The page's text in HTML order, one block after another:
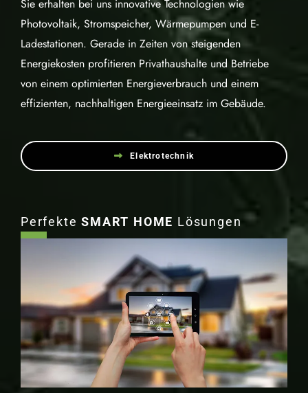
Sie erhalten bei uns innovative Technologien wie
Photovoltaik, Stromspeicher, Wärmepumpen und E-
Ladestationen. Gerade in Zeiten von steigenden
Energiekosten profitieren Privathaushalte und Betriebe
von einem optimierten Energieverbrauch und einem
effizienten, nachhaltigen Energieeinsatz im Gebäude.
Elektrotechnik
PerfekteSMART HOME Lösungen